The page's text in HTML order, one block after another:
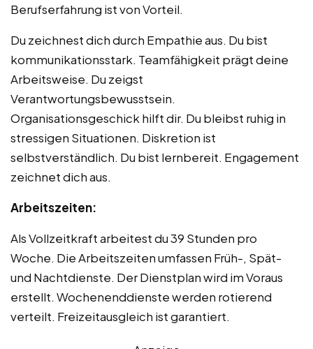
Berufserfahrung ist von Vorteil.
Du zeichnest dich durch Empathie aus. Du bist
kommunikationsstark. Teamfähigkeit prägt deine
Arbeitsweise. Du zeigst
Verantwortungsbewusstsein.
Organisationsgeschick hilft dir. Du bleibst ruhig in
stressigen Situationen. Diskretion ist
selbstverständlich. Du bist lernbereit. Engagement
zeichnet dich aus.
Arbeitszeiten:
Als Vollzeitkraft arbeitest du 39 Stunden pro
Woche. Die Arbeitszeiten umfassen Früh-, Spät-
und Nachtdienste. Der Dienstplan wird im Voraus
erstellt. Wochenenddienste werden rotierend
verteilt. Freizeitausgleich ist garantiert.